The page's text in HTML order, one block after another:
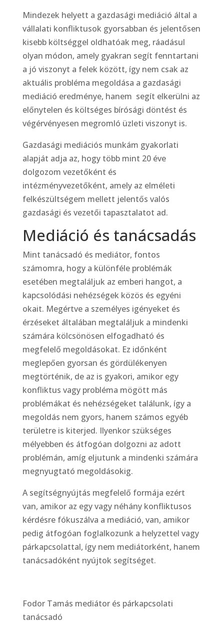
Mindezek helyett a gazdasági mediáció által a
vállalati konfliktusok gyorsabban és jelentősen
kisebb költséggel oldhatóak meg, ráadásul
olyan módon, amely gyakran segít fenntartani
a jó viszonyt a felek között, így nem csak az
aktuális probléma megoldása a gazdasági
mediáció eredménye, hanem segít elkerülni az
előnytelen és költséges bírósági döntést és
végérvényesen megromló üzleti viszonyt is.
Gazdasági mediációs munkám gyakorlati
alapját adja az, hogy több mint 20 éve
dolgozom vezetőként és
intézményvezetőként, amely az elméleti
felkészültségem mellett jelentős valós
gazdasági és vezetői tapasztalatot ad.
Mediáció és tanácsadás
Mint tanácsadó és mediátor, fontos
számomra, hogy a különféle problémák
esetében megtaláljuk az emberi hangot, a
kapcsolódási nehézségek közös és egyéni
okait. Megértve a személyes igényeket és
érzéseket általában megtaláljuk a mindenki
számára kölcsönösen elfogadható és
megfelelő megoldásokat. Ez időnként
meglepően gyorsan és gördülékenyen
megtörténik, de az is gyakori, amikor egy
konfliktus vagy probléma mögött más
problémákat és nehézségeket találunk, így a
megoldás nem gyors, hanem számos egyéb
területre is kiterjed. Ilyenkor szükséges
mélyebben és átfogóan dolgozni az adott
problémán, amíg eljutunk a mindenki számára
megnyugtató megoldásokig.
A segítségnyújtás megfelelő formája ezért
van, amikor az egy vagy néhány konfliktusos
kérdésre fókuszálva a mediáció, van, amikor
pedig átfogóan foglalkozunk a helyzettel vagy
párkapcsolattal, így nem mediátorként, hanem
tanácsadóként nyújtok segítséget.
Fodor Tamás mediátor és párkapcsolati
tanácsadó